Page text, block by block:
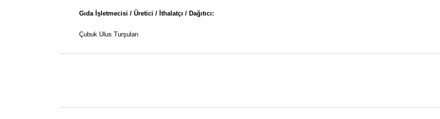
Gıda İşletmecisi / Üretici / İthalatçı / Dağıtıcı:
Çubuk Ulus Turşuları